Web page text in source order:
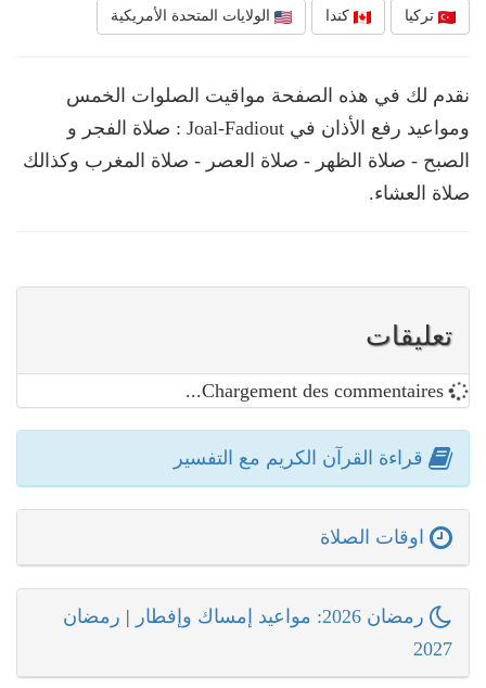
تركيا كندا الولايات المتحدة الأمريكية
نقدم لك في هذه الصفحة مواقيت الصلوات الخمس
ومواعيد رفع الأذان في Joal-Fadiout : صلاة الفجر و
الصبح - صلاة الظهر - صلاة العصر - صلاة المغرب وكذالك
صلاة العشاء.
تعليقات
Chargement des commentaires...
قراءة القرآن الكريم مع التفسير
اوقات الصلاة
رمضان 2026: مواعيد إمساك وإفطار | رمضان
2027